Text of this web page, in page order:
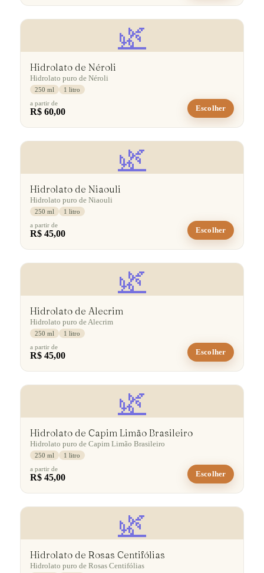
🌿
Hidrolato de Néroli
Hidrolato puro de Néroli
250 ml
1 litro
a partir de
R$ 60,00 Escolher
🌿
Hidrolato de Niaouli
Hidrolato puro de Niaouli
250 ml
1 litro
a partir de
R$ 45,00 Escolher
🌿
Hidrolato de Alecrim
Hidrolato puro de Alecrim
250 ml
1 litro
a partir de
R$ 45,00 Escolher
🌿
Hidrolato de Capim Limão Brasileiro
Hidrolato puro de Capim Limão Brasileiro
250 ml
1 litro
a partir de
R$ 45,00 Escolher
🌿
Hidrolato de Rosas Centifólias
Hidrolato puro de Rosas Centifólias